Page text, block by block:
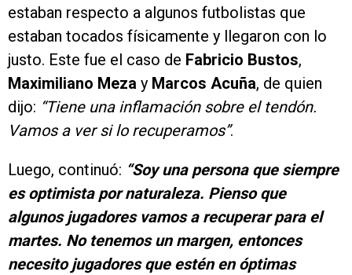
estaban respecto a algunos futbolistas que
estaban tocados físicamente y llegaron con lo
justo. Este fue el caso de Fabricio Bustos,
Maximiliano Meza y Marcos Acuña, de quien
dijo: “Tiene una inflamación sobre el tendón.
Vamos a ver si lo recuperamos”.
Luego, continuó: “Soy una persona que siempre
es optimista por naturaleza. Pienso que
algunos jugadores vamos a recuperar para el
martes. No tenemos un margen, entonces
necesito jugadores que estén en óptimas